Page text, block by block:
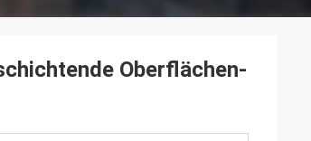
Oberflächen-